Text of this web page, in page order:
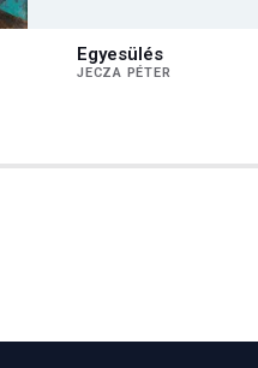
Egyesülés
JECZA PÉTER